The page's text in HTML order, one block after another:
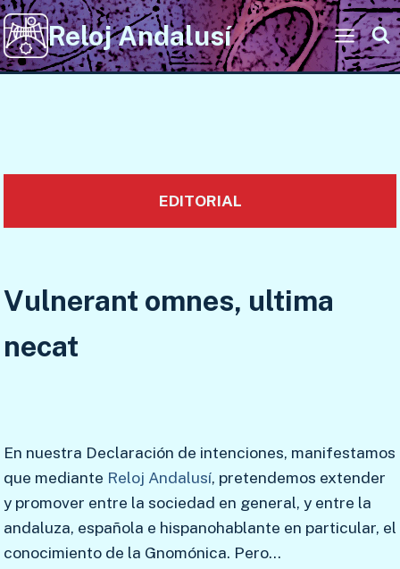
Saltar
al
contenido
Reloj Andalusí
EDITORIAL
Vulnerant omnes, ultima
necat
En nuestra Declaración de intenciones, manifestamos
que mediante Reloj Andalusí, pretendemos extender
y promover entre la sociedad en general, y entre la
andaluza, española e hispanohablante en particular, el
conocimiento de la Gnomónica. Pero…